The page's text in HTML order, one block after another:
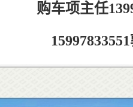
购车项主任